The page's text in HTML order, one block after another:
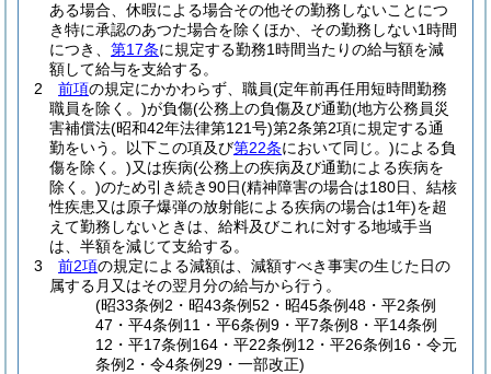
ある場合、休暇による場合その他その勤務しないことにつ
き特に承認のあつた場合を除くほか、その勤務しない1時間
につき、 第17条に規定する勤務1時間当たりの給与額を減
額して給与を支給する。
2
前項の規定にかかわらず、職員(定年前再任用短時間勤務
職員を除く。)が負傷(公務上の負傷及び通勤(地方公務員災
害補償法(昭和42年法律第121号)第2条第2項に規定する通
勤をいう。以下この項及び第22条において同じ。)による負
傷を除く。)又は疾病(公務上の疾病及び通勤による疾病を
除く。)のため引き続き90日(精神障害の場合は180日、結核
性疾患又は原子爆弾の放射能による疾病の場合は1年)を超
えて勤務しないときは、給料及びこれに対する地域手当
は、半額を減じて支給する。
3
前2項の規定による減額は、減額すべき事実の生じた日の
属する月又はその翌月分の給与から行う。
(昭33条例2・昭43条例52・昭45条例48・平2条例
47・平4条例11・平6条例9・平7条例8・平14条例
12・平17条例164・平22条例12・平26条例16・令元
条例2・令4条例29・一部改正)